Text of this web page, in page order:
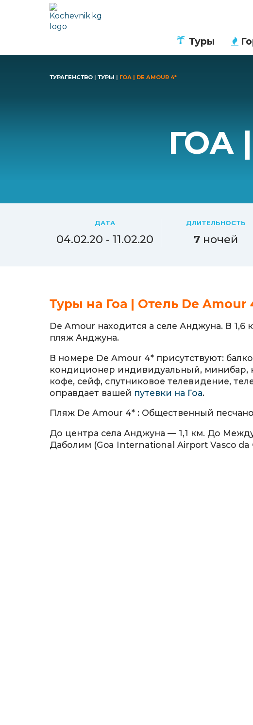
Туры
ТУРАГЕНСТВО | ТУРЫ | ГОА | DE AMOUR 4*
ГОА
ДАТА
04.02.20 - 11.02.20
ДЛИТЕЛЬНОСТЬ
7 ночей
Туры на Гоа | Отель De Amour
De Amour находится а селе Анджуна. В
пляж Анджуна.
В номере De Amour 4* присутствуют:
кондиционер индивидуальный, минибар,
кофе, сейф, спутниковое телевидение,
оправдает вашей путевки на Гоа.
Пляж De Amour 4* : Общественный
До центра села Анджуна — 1,1 км. До
Даболим (Goa International Airport Vasco